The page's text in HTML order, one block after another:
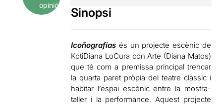
opinió
Sinopsi
Icoñografias és un projecte escènic de
KotiDiana LoCura con Arte (Diana Matos)
que té com a premissa principal trencar
la quarta paret pròpia del teatre clàssic i
habitar l’espai escènic entre la mostra-
taller i la performance. Aquest projecte